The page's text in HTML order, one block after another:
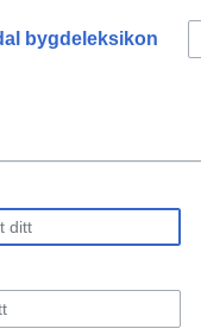
bygdeleksikon